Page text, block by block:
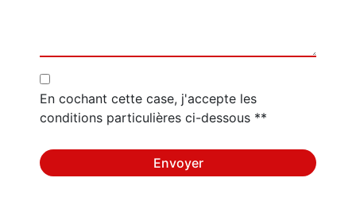
En cochant cette case, j'accepte les
conditions particulières ci-dessous **
Envoyer